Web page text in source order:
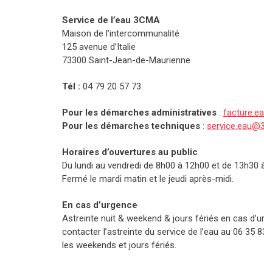
Service de l’eau 3CMA
Maison de l’intercommunalité
125 avenue d’Italie
73300 Saint-Jean-de-Maurienne
Tél : 04 79 20 57 73
Pour les démarches administratives :
Pour les démarches techniques :
Horaires d’ouvertures au public
Du lundi au vendredi de 8h00 à 12h00 et de 13h30
Fermé le mardi matin et le jeudi après-midi.
En cas d’urgence
Astreinte nuit & weekend & jours fériés en cas
contacter l’astreinte du service de l’eau au 06 35
les weekends et jours fériés.